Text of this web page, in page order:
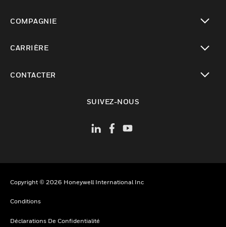
COMPAGNIE
CARRIÈRE
CONTACTER
SUIVEZ-NOUS
Copyright © 2026 Honeywell International Inc
Conditions
Déclarations De Confidentialité